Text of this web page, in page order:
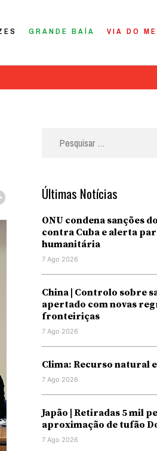
GRANDE BAÍA VIA DO
Últimas Notícias
ONU condena sanções
contra Cuba e alerta
humanitária
7 Ago 2026
China | Controlo sobre
apertado com novas
fronteiriças
7 Ago 2026
Clima: Recurso natural
7 Ago 2026
Japão | Retiradas 5 mil
aproximação de tufão
7 Ago 2026